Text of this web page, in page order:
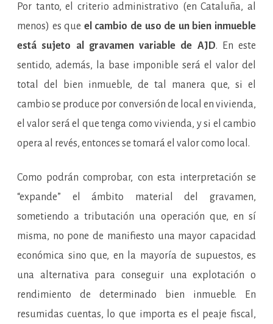
Por tanto, el criterio administrativo (en Cataluña, al
menos) es que el cambio de uso de un bien inmueble
está sujeto al gravamen variable de AJD. En este
sentido, además, la base imponible será el valor del
total del bien inmueble, de tal manera que, si el
cambio se produce por conversión de local en vivienda,
el valor será el que tenga como vivienda, y si el cambio
opera al revés, entonces se tomará el valor como local.
Como podrán comprobar, con esta interpretación se
“expande” el ámbito material del gravamen,
sometiendo a tributación una operación que, en sí
misma, no pone de manifiesto una mayor capacidad
económica sino que, en la mayoría de supuestos, es
una alternativa para conseguir una explotación o
rendimiento de determinado bien inmueble. En
resumidas cuentas, lo que importa es el peaje fiscal,